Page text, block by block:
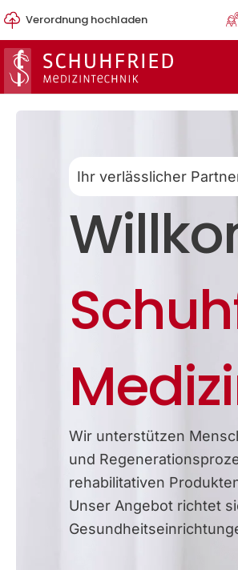
Zum
Inhalt
springen
Verordnung hochladen
Ihr verlässlicher
Wir unterstützen
und
rehabilitativen
Unser Angebot richtet